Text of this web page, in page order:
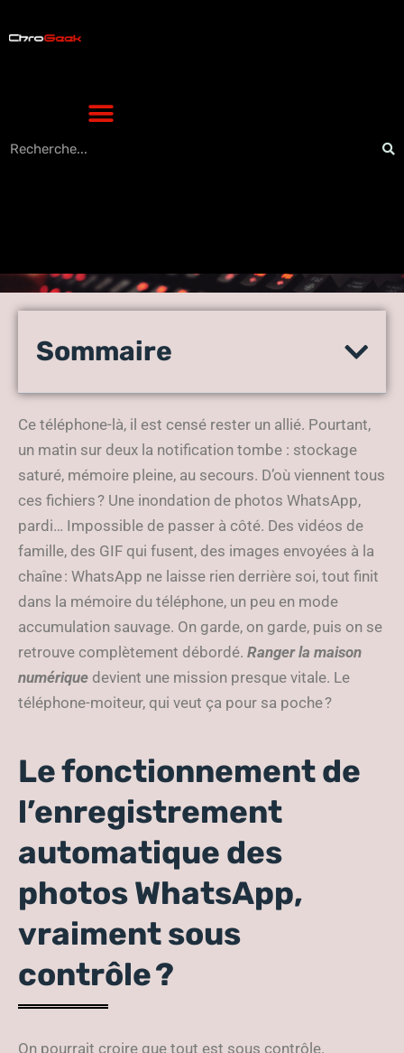
photos WhatsApp : la
votre stockage
Sommaire
Ce téléphone-là, il est censé rester un allié. Pourtant,
un matin sur deux la notification tombe : stockage
saturé, mémoire pleine, au secours. D’où viennent tous
ces fichiers ? Une inondation de photos WhatsApp,
pardi… Impossible de passer à côté. Des vidéos de
famille, des GIF qui fusent, des images envoyées à la
chaîne : WhatsApp ne laisse rien derrière soi, tout finit
dans la mémoire du téléphone, un peu en mode
accumulation sauvage. On garde, on garde, puis on se
retrouve complètement débordé. Ranger la maison
numérique devient une mission presque vitale. Le
téléphone-moiteur, qui veut ça pour sa poche ?
Le fonctionnement de
l’enregistrement
automatique des
photos WhatsApp,
vraiment sous
contrôle ?
On pourrait croire que tout est sous contrôle.